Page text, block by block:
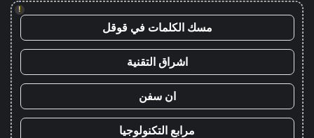
!
مسك الكلمات في قوقل
اشراق التقنية
ان سفن
مرابع التكنولوجيا